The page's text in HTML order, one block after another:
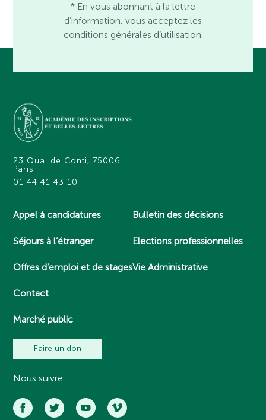
* En vous abonnant à la lettre
d’information, vous acceptez les
conditions générales d’utilisation.
23 Quai de Conti, 75006
Paris
01 44 41 43 10
Appel à candidatures
Séjours à l’étranger
Offres d’emploi et de stages
Contact
Marché public
Bulletin des décisions
Elections professionnelles
Vie Administrative
Faire un don
Nous suivre